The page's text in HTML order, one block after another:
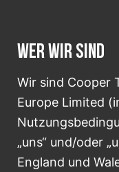
WER WIR SIND
Wir sind Cooper
Europe Limited
„uns“ und/oder
England und